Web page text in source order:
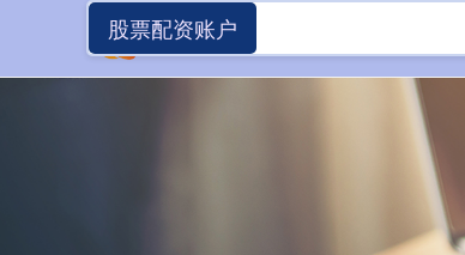
股票配资账户